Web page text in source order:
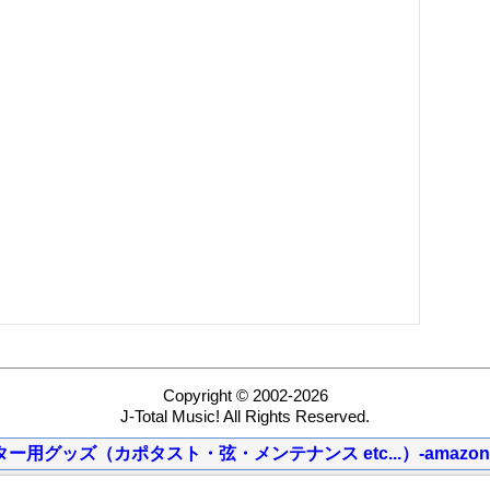
Copyright © 2002-2026
J-Total Music! All Rights Reserved.
ー用グッズ（カポタスト・弦・メンテナンス etc...）-